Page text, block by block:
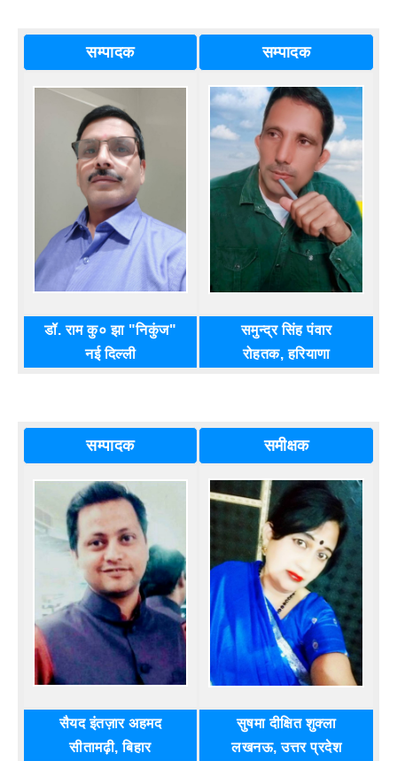
सम्पादक सम्पादक
डॉ. राम कु० झा "निकुंज"
नई दिल्ली
समुन्द्र सिंह पंवार
रोहतक, हरियाणा
सम्पादक समीक्षक
सैयद इंतज़ार अहमद
सीतामढ़ी, बिहार
सुषमा दीक्षित शुक्ला
लखनऊ, उत्तर प्रदेश